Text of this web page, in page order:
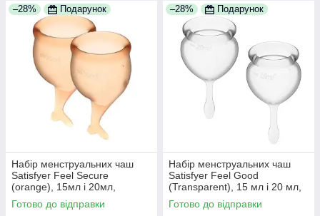
–28% Подарунок
Набір менструальних чаш
Satisfyer Feel Secure
(orange), 15мл і 20мл,
мішечок для зберігання 100%
Анонімності
Готово до відправки
–28% Подарунок
Набір менструальних чаш
Satisfyer Feel Good
(Transparent), 15 мл і 20 мл,
мішечок для зберігання 100%
Анонімності
Готово до відправки